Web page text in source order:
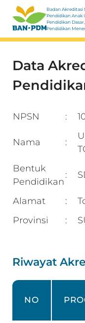
Badan Akreditasi
Pendidikan Anak
Pendidikan
Pendidikan
Data
NPSN :
Nama :
Bentuk
Pendidikan
:
Alamat :
Provinsi
:
Riwayat
NO